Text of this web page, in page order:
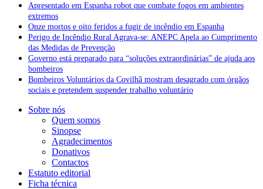
Apresentado em Espanha robot que combate fogos em ambientes
extremos
Onze mortos e oito feridos a fugir de incêndio em Espanha
Perigo de Incêndio Rural Agrava-se: ANEPC Apela ao Cumprimento
das Medidas de Prevenção
Governo está preparado para “soluções extraordinárias” de ajuda aos
bombeiros
Bombeiros Voluntários da Covilhã mostram desagrado com órgãos
sociais e pretendem suspender trabalho voluntário
Sobre nós
Quem somos
Sinopse
Agradecimentos
Donativos
Contactos
Estatuto editorial
Ficha técnica